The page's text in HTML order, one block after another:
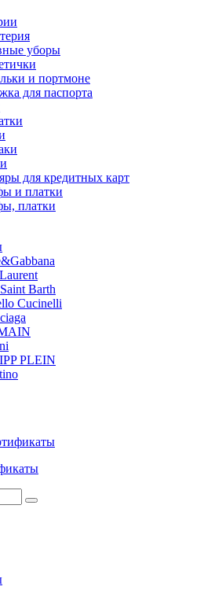
уборы
и портмоне
для паспорта
для кредитных карт
и платки
платки
Barth
Cucinelli
PLEIN